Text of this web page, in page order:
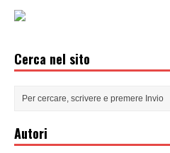
Cerca nel sito
Autori